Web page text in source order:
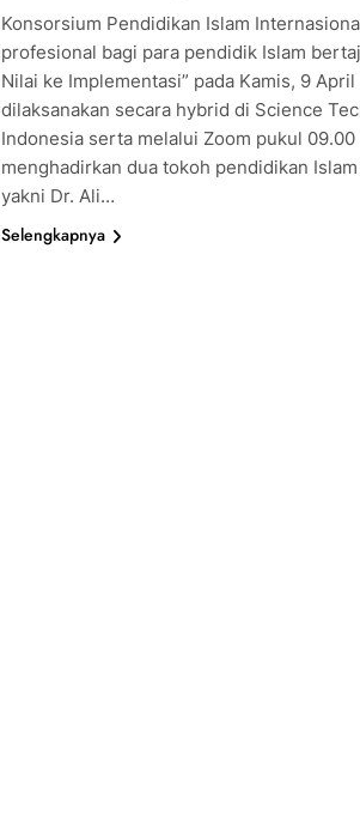
Konsorsium Pendidikan Islam
profesional bagi para pendidik Islam
Nilai ke Implementasi” pada Kamis, 9
dilaksanakan secara hybrid di Science
Indonesia serta melalui Zoom pukul 09.00
menghadirkan dua tokoh pendidikan
yakni Dr. Ali…
Selengkapnya